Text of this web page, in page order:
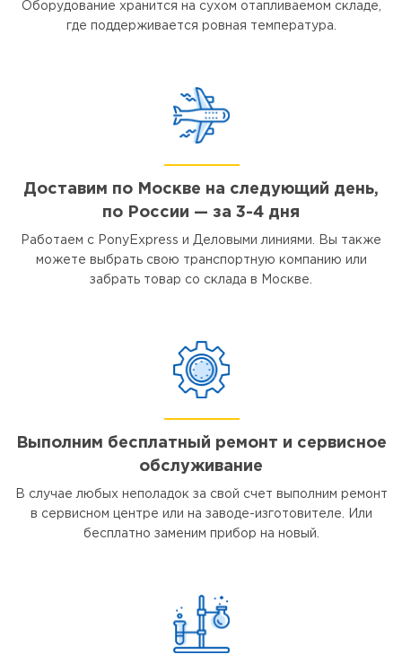
Оборудование хранится на сухом отапливаемом складе,
где поддерживается ровная температура.
Доставим по Москве на следующий день,
по России — за 3-4 дня
Работаем с PonyExpress и Деловыми линиями. Вы также
можете выбрать свою транспортную компанию или
забрать товар со склада в Москве.
Выполним бесплатный ремонт и сервисное
обслуживание
В случае любых неполадок за свой счет выполним ремонт
в сервисном центре или на заводе-изготовителе. Или
бесплатно заменим прибор на новый.